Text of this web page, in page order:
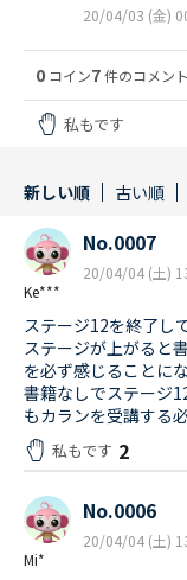
20/04/03 (金)
0 コイン7件のコメント
私もです
新しい順 古い順
Ke***
No.0007
20/04/04 (土)
ステージ12を終了し
ステージが上がると
を必ず感じることに
書籍なしでステージ
もカランを受講する
私もです 2
Mi*
No.0006
20/04/04 (土)